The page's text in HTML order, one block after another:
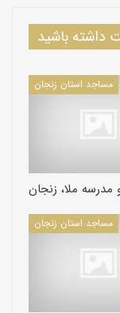
باشید
مساجد استان زنجان
ملا، زنجان
مساجد استان زنجان